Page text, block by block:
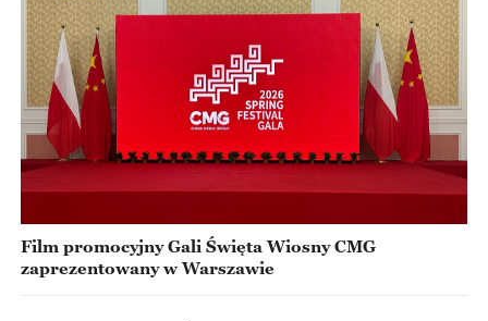
Film promocyjny Gali Święta Wiosny CMG
zaprezentowany w Warszawie